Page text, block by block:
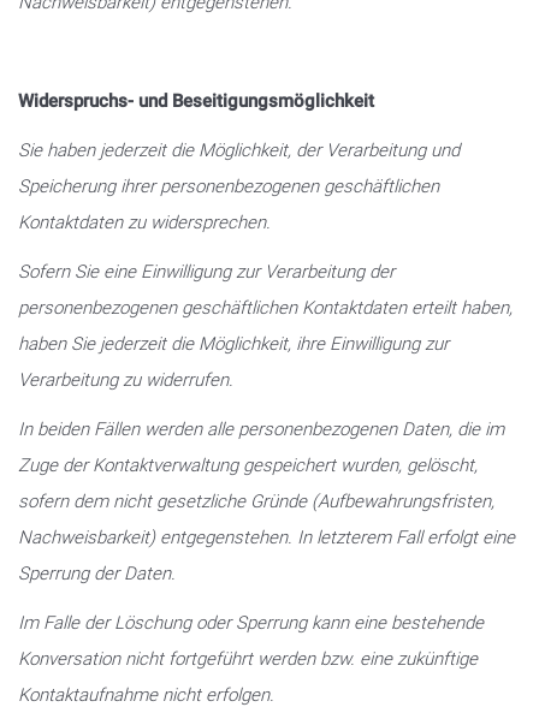
Widerspruchs- und Beseitigungsmöglichkeit
Sie haben jederzeit die Möglichkeit, der Verarbeitung und
Speicherung ihrer personenbezogenen geschäftlichen
Kontaktdaten zu widersprechen.
Sofern Sie eine Einwilligung zur Verarbeitung der
personenbezogenen geschäftlichen Kontaktdaten erteilt haben,
haben Sie jederzeit die Möglichkeit, ihre Einwilligung zur
Verarbeitung zu widerrufen.
In beiden Fällen werden alle personenbezogenen Daten, die im
Zuge der Kontaktverwaltung gespeichert wurden, gelöscht,
sofern dem nicht gesetzliche Gründe (Aufbewahrungsfristen,
Nachweisbarkeit) entgegenstehen. In letzterem Fall erfolgt eine
Sperrung der Daten.
Im Falle der Löschung oder Sperrung kann eine bestehende
Konversation nicht fortgeführt werden bzw. eine zukünftige
Kontaktaufnahme nicht erfolgen.